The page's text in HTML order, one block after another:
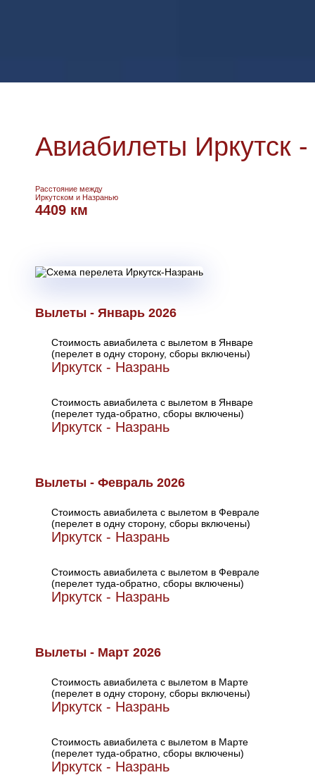
Авиабилеты Иркутск
Расстояние между
Иркутском и Назранью
4409 км
Вылеты - Январь 2026
Стоимость авиабилета с вылетом в Январе
(перелет в одну сторону, сборы включены)
Иркутск - Назрань
Стоимость авиабилета с вылетом в Январе
(перелет туда-обратно, сборы включены)
Иркутск - Назрань
Вылеты - Февраль 2026
Стоимость авиабилета с вылетом в Феврале
(перелет в одну сторону, сборы включены)
Иркутск - Назрань
Стоимость авиабилета с вылетом в Феврале
(перелет туда-обратно, сборы включены)
Иркутск - Назрань
Вылеты - Март 2026
Стоимость авиабилета с вылетом в Марте
(перелет в одну сторону, сборы включены)
Иркутск - Назрань
Стоимость авиабилета с вылетом в Марте
(перелет туда-обратно, сборы включены)
Иркутск - Назрань